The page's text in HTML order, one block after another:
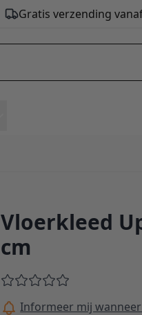
Gratis verzending
Vloerkleed
cm
Informeer mij